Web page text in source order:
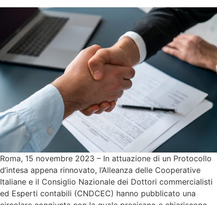
Roma, 15 novembre 2023 – In attuazione di un Protocollo
d’intesa appena rinnovato, l’Alleanza delle Cooperative
Italiane e il Consiglio Nazionale dei Dottori commercialisti
ed Esperti contabili (CNDCEC) hanno pubblicato una